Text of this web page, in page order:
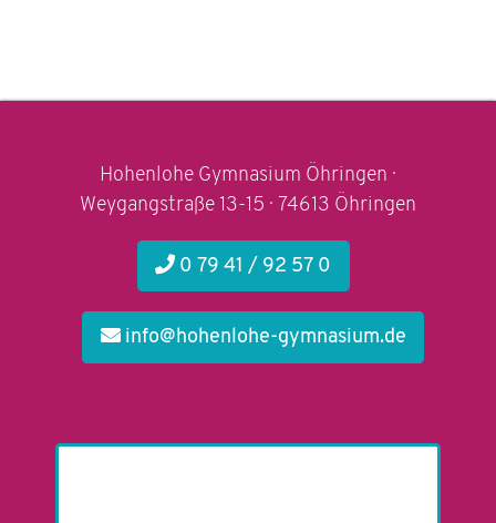
Hohenlohe Gymnasium Öhringen ·
Weygangstraße 13-15 · 74613 Öhringen
0 79 41 / 92 57 0
info@hohenlohe-gymnasium.de